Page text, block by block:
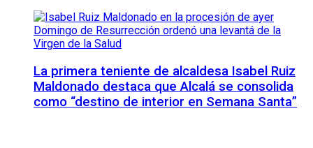
La primera teniente de alcaldesa Isabel Ruiz
Maldonado destaca que Alcalá se consolida
como “destino de interior en Semana Santa”